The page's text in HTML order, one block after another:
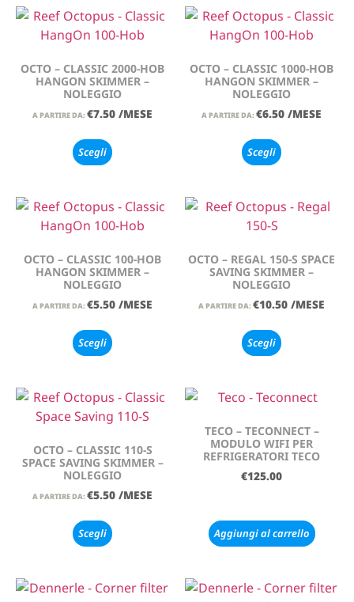
OCTO – CLASSIC 2000-HOB
HANGON SKIMMER –
NOLEGGIO
A PARTIRE DA: €7.50 /MESE
Scegli
OCTO – CLASSIC 1000-HOB
HANGON SKIMMER –
NOLEGGIO
A PARTIRE DA: €6.50 /MESE
Scegli
OCTO – CLASSIC 100-HOB
HANGON SKIMMER –
NOLEGGIO
A PARTIRE DA: €5.50 /MESE
Scegli
OCTO – REGAL 150-S SPACE
SAVING SKIMMER –
NOLEGGIO
A PARTIRE DA: €10.50 /MESE
Scegli
OCTO – CLASSIC 110-S
SPACE SAVING SKIMMER –
NOLEGGIO
A PARTIRE DA: €5.50 /MESE
Scegli
TECO – TECONNECT –
MODULO WIFI PER
REFRIGERATORI TECO
€125.00
Aggiungi al carrello